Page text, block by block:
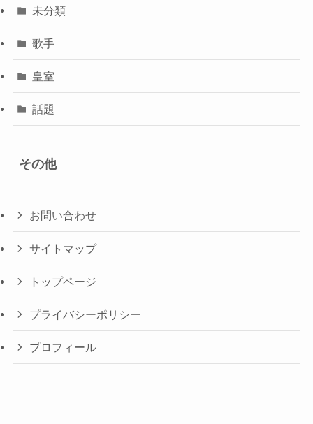
未分類
歌手
皇室
話題
その他
お問い合わせ
サイトマップ
トップページ
プライバシーポリシー
プロフィール